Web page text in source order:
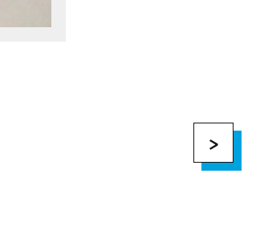
>